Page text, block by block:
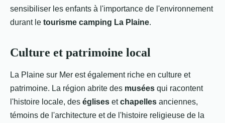
sensibiliser les enfants à l'importance de l'environnement
durant le tourisme camping La Plaine.
Culture et patrimoine local
La Plaine sur Mer est également riche en culture et
patrimoine. La région abrite des musées qui racontent
l'histoire locale, des églises etchapelles anciennes,
témoins de l'architecture et de l'histoire religieuse de la